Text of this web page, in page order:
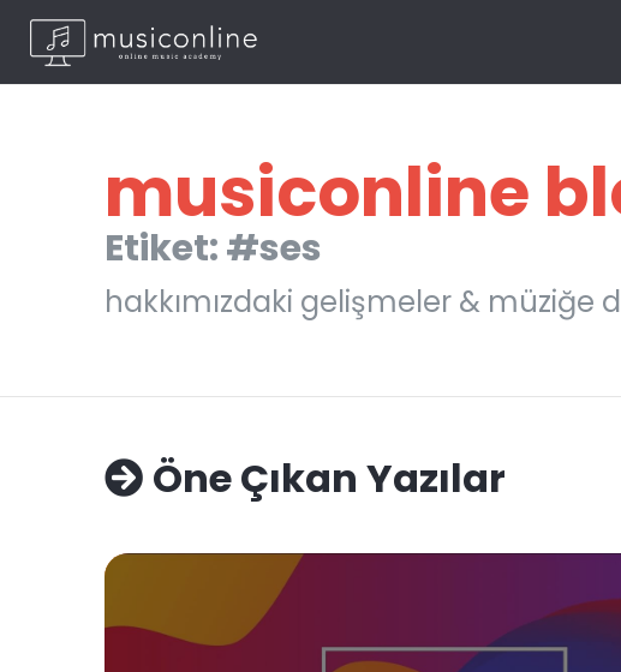
musiconline
Etiket: #ses
hakkımızdaki gelişmeler & müziğe
Öne Çıkan Yazılar